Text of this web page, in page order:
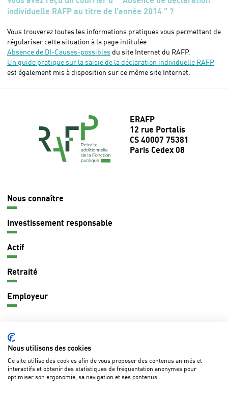
individuelle RAFP au titre de l’année 2014 " ?
Vous trouverez toutes les informations pratiques vous permettant de
régulariser cette situation à la page intitulée
Absence de DI-Causes-possibles du site Internet du RAFP.
Un guide pratique sur la saisie de la déclaration individuelle RAFP
est également mis à disposition sur ce même site Internet.
ERAFP
12 rue Portalis
CS 40007 75381
Paris Cedex 08
Navigation
principale
Nous connaître
Investissement responsable
Actif
Retraité
Employeur
Nous utilisons des cookies
Ce site utilise des cookies afin de vous proposer des contenus animés et
interactifs et obtenir des statistiques de fréquentation anonymes pour
optimiser son ergonomie, sa navigation et ses contenus.